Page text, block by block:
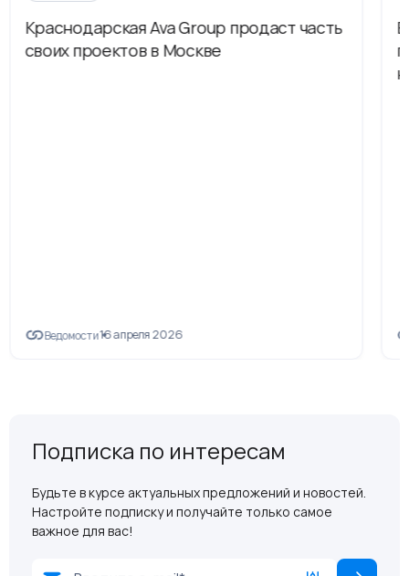
Краснодарская Ava Group продаст часть
своих проектов в Москве
Ведомости16 апреля 2026
Подписка по интересам
Будьте в курсе актуальных предложений и новостей.
Настройте подписку и получайте только самое
важное для вас!